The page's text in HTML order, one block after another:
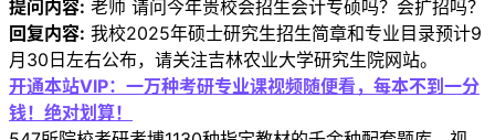
提问内容: 老师 请问今年贵校会招生会计专硕吗？会扩招吗？
回复内容: 我校2025年硕士研究生招生简章和专业目录预计9
月30日左右公布，请关注吉林农业大学研究生院网站。
开通本站VIP：一万种考研专业课视频随便看，每本不到一分
钱！绝对划算！